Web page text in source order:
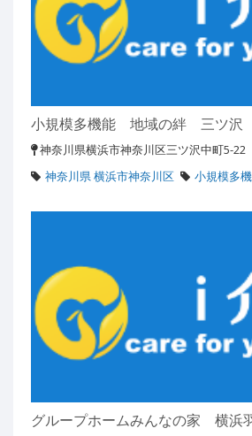
小規模多機能 地域の絆 三ツ沢
神奈川県横浜市神奈川区三ツ沢中町5-
神奈川県 横浜市神奈川区
小規模多
グループホームみんなの家 横浜